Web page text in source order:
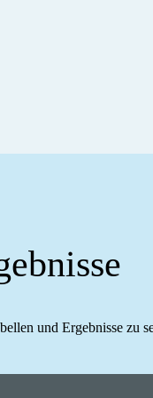
und Ergebnisse zu